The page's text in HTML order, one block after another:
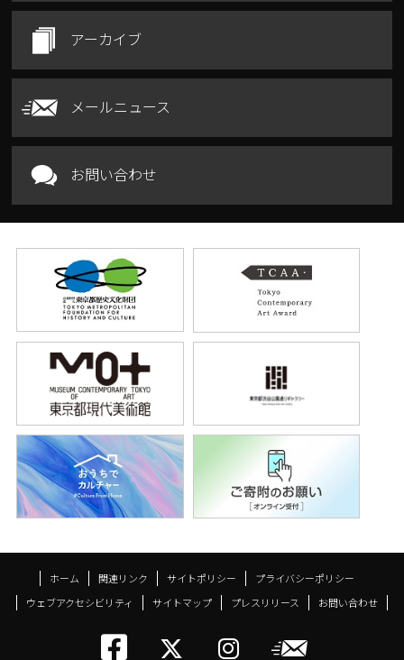
アーカイブ
メールニュース
お問い合わせ
ホーム 関連リンク サイトポリシー
プライバシーポリシー
ウェブアクセシビリティ
サイトマップ プレスリリース お問い合わせ
トーキョーアーツ